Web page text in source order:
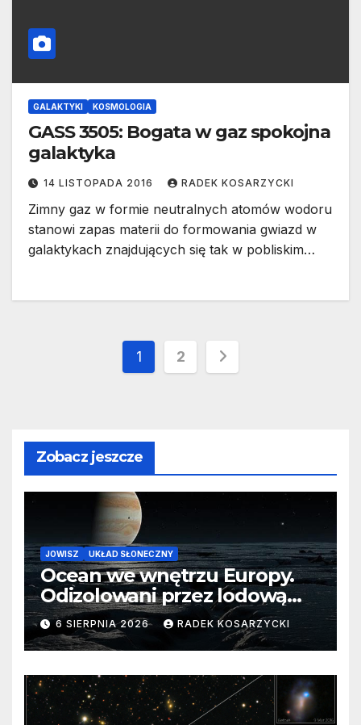
GALAKTYKI KOSMOLOGIA
GASS 3505: Bogata w gaz spokojna
galaktyka
14 LISTOPADA 2016 RADEK KOSARZYCKI
Zimny gaz w formie neutralnych atomów wodoru
stanowi zapas materii do formowania gwiazd w
galaktykach znajdujących się tak w pobliskim…
Stronicowanie
1 2
Zobacz jeszcze
JOWISZ UKŁAD SŁONECZNY
Ocean we wnętrzu Europy.
Odizolowani przez lodową
barierę
6 SIERPNIA 2026 RADEK KOSARZYCKI